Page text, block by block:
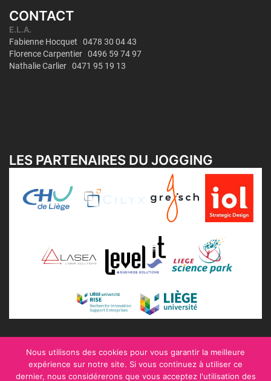
CONTACT
LES PARTENAIRES DU JOGGING
Nous utilisons des cookies pour vous garantir la meilleure
expérience sur notre site. Si vous continuez à utiliser ce
dernier, nous considérerons que vous acceptez l'utilisation des